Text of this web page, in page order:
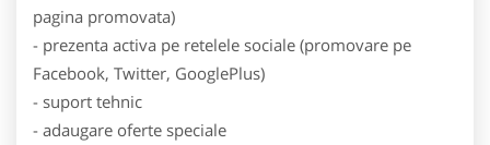
pagina promovata)
- prezenta activa pe retelele sociale (promovare pe
Facebook, Twitter, GooglePlus)
- suport tehnic
- adaugare oferte speciale